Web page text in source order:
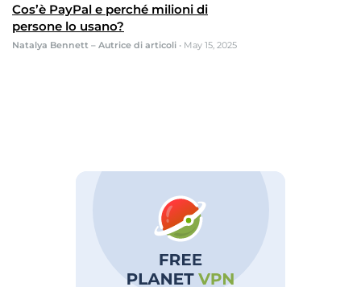
Cos’è PayPal e perché milioni di
persone lo usano?
Natalya Bennett – Autrice di articoli • May 15, 2025